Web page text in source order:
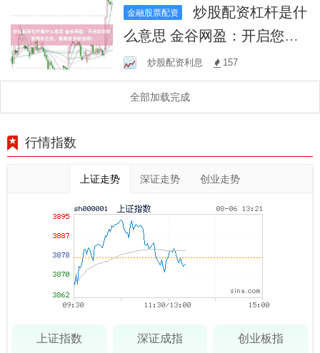
金融股票配资
炒股配资杠杆是什
么意思 金谷网盈：开启您的
财富增长之旅，智能投资新
选择！
炒股配资利息 157
全部加载完成
行情指数
上证走势 深证走势 创业走势
上证指数 深证成指 创业板指